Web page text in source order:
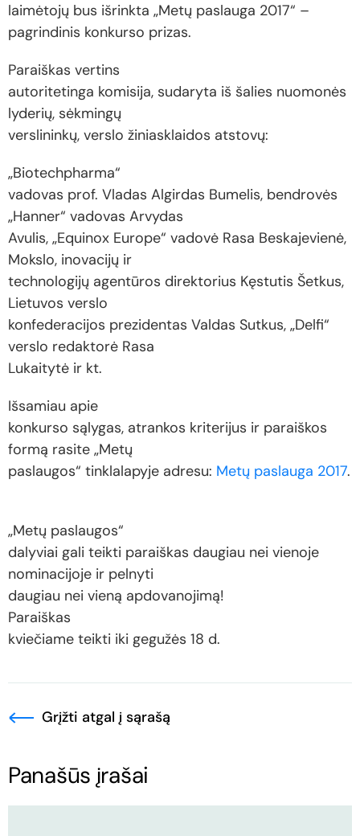
laimėtojų bus išrinkta „Metų paslauga 2017“ –
pagrindinis konkurso prizas.
Paraiškas vertins
autoritetinga komisija, sudaryta iš šalies nuomonės
lyderių, sėkmingų
verslininkų, verslo žiniasklaidos atstovų:
„Biotechpharma“
vadovas prof. Vladas Algirdas Bumelis, bendrovės
„Hanner“ vadovas Arvydas
Avulis, „Equinox Europe“ vadovė Rasa Beskajevienė,
Mokslo, inovacijų ir
technologijų agentūros direktorius Kęstutis Šetkus,
Lietuvos verslo
konfederacijos prezidentas Valdas Sutkus, „Delfi“
verslo redaktorė Rasa
Lukaitytė ir kt.
Išsamiau apie
konkurso sąlygas, atrankos kriterijus ir paraiškos
formą rasite „Metų
paslaugos“ tinklalapyje adresu: Metų paslauga 2017.
„Metų paslaugos“
dalyviai gali teikti paraiškas daugiau nei vienoje
nominacijoje ir pelnyti
daugiau nei vieną apdovanojimą!
Paraiškas
kviečiame teikti iki gegužės 18 d.
Grįžti atgal į sąrašą
Panašūs įrašai